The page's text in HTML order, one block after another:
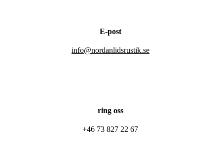
E-post
info@nordanlidsrustik.se
ring oss
+46 73 827 22 67